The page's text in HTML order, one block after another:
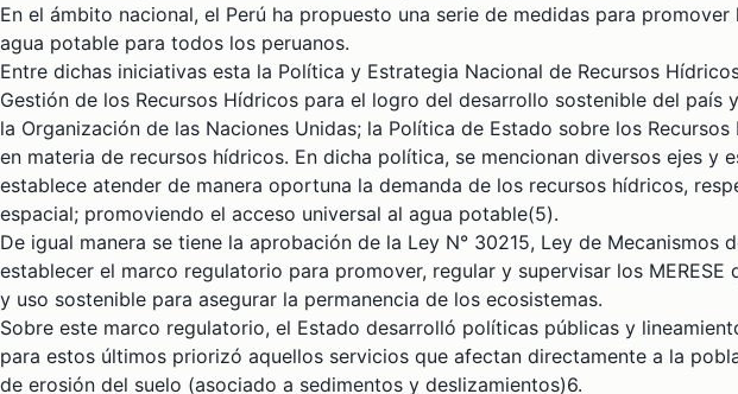
En el ámbito nacional, el Perú ha propuesto una serie de medidas para
agua potable para todos los peruanos.
Entre dichas iniciativas esta la Política y Estrategia Nacional de Recursos
Gestión de los Recursos Hídricos para el logro del desarrollo sostenible del
la Organización de las Naciones Unidas; la Política de Estado sobre los
en materia de recursos hídricos. En dicha política, se mencionan diversos ejes
establece atender de manera oportuna la demanda de los recursos hídricos,
espacial; promoviendo el acceso universal al agua potable(5).
De igual manera se tiene la aprobación de la Ley N° 30215, Ley de
establecer el marco regulatorio para promover, regular y supervisar los
y uso sostenible para asegurar la permanencia de los ecosistemas.
Sobre este marco regulatorio, el Estado desarrolló políticas públicas y
para estos últimos priorizó aquellos servicios que afectan directamente a la
de erosión del suelo (asociado a sedimentos y deslizamientos)6.